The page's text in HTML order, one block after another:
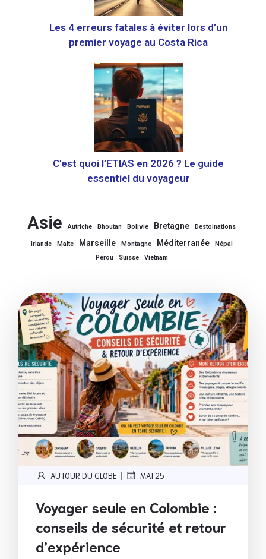
Les 4 erreurs fatales à éviter lors d’un
premier voyage au Costa Rica
C’est quoi l’ETIAS en 2026 ? Le guide
essentiel du voyageur
Asie Autriche Bhoutan Bolivie Bretagne Destoinations
Irlande Malte Marseille Montagne Méditerranée
Népal
Pérou
Suisse Vietnam
AUTOUR DU GLOBE | MAI 25
Voyager seule en Colombie :
conseils de sécurité et retour
d’expérience